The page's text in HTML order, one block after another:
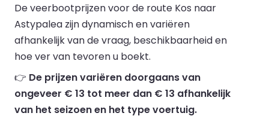
De veerbootprijzen voor de route Kos naar
Astypalea zijn dynamisch en variëren
afhankelijk van de vraag, beschikbaarheid en
hoe ver van tevoren u boekt.
👉 De prijzen variëren doorgaans van
ongeveer € 13 tot meer dan € 13 afhankelijk
van het seizoen en het type voertuig.